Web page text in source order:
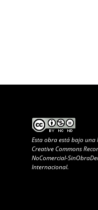
Esta obra está bajo una
Creative Commons
NoComercial-
Internacional.